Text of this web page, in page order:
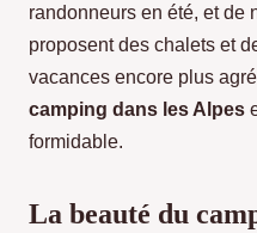
randonneurs en été, et de
proposent des chalets et
vacances encore plus
camping dans les Alpes
formidable.
La beauté du